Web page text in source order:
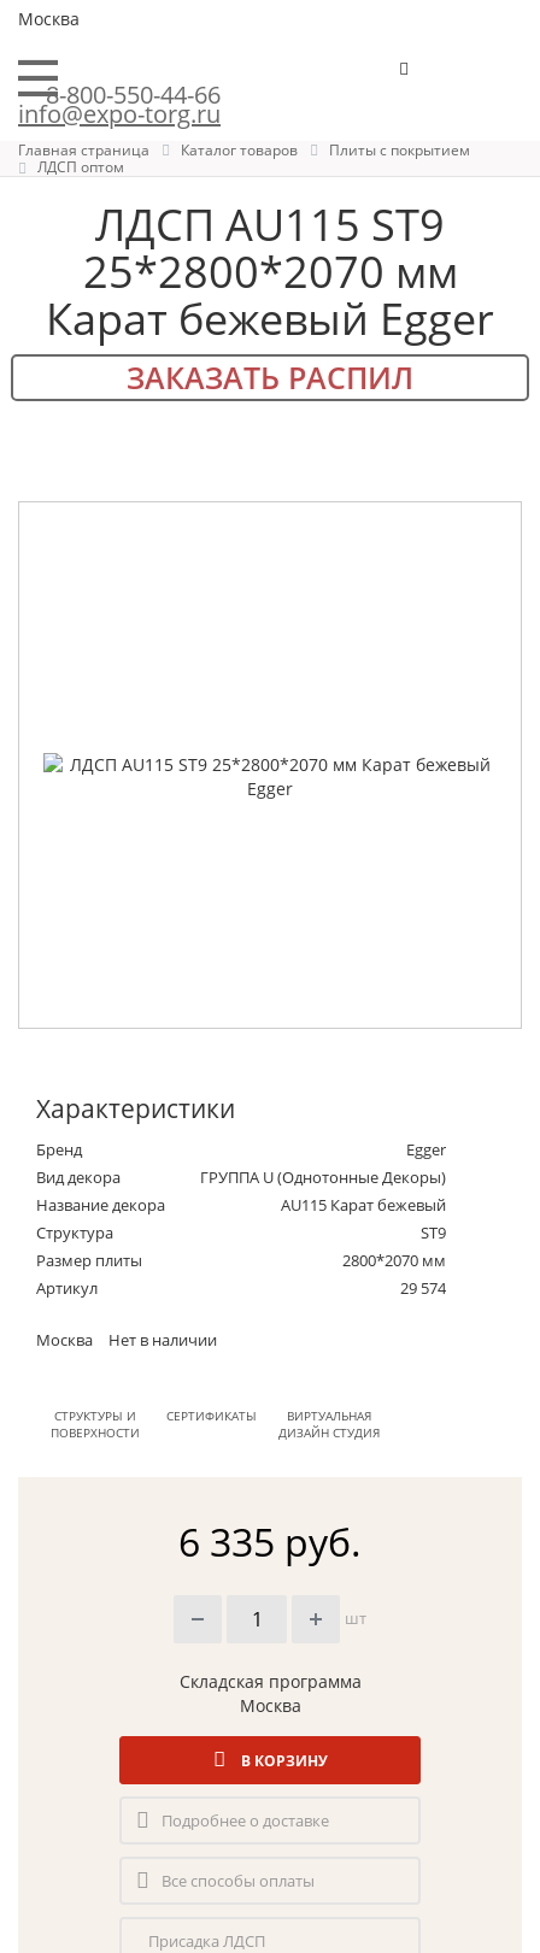
Москва
8-800-550-44-66
info@expo-torg.ru
Главная страница Каталог товаров
Плиты с покрытием
ЛДСП оптом
ЛДСП AU115 ST9
25*2800*2070 мм
Карат бежевый Egger
ЗАКАЗАТЬ РАСПИЛ
Характеристики
Бренд
Egger
Вид декора
ГРУППА U (Однотонные Декоры)
Название декора
AU115 Карат бежевый
Структура
ST9
Размер плиты
2800*2070 мм
Артикул
29 574
Москва Нет в наличии
СТРУКТУРЫ И
ПОВЕРХНОСТИ
СЕРТИФИКАТЫ
ВИРТУАЛЬНАЯ
ДИЗАЙН СТУДИЯ
6 335 руб.
шт
Складская программа
Москва
В КОРЗИНУ
Подробнее о доставке
Все способы оплаты
Присадка ЛДСП